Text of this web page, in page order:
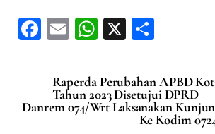
F
c
e
b
E
ai
l
W
at
s
A
X
ar
e
Raperda Perubahan APBD
Tahun 2023 Disetujui DPRD
Danrem 074/Wrt Laksanakan
Ke Kodim